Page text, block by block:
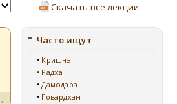
Скачать все лекции
Часто ищут
• Кришна
• Радха
• Дамодара
• Говардхан